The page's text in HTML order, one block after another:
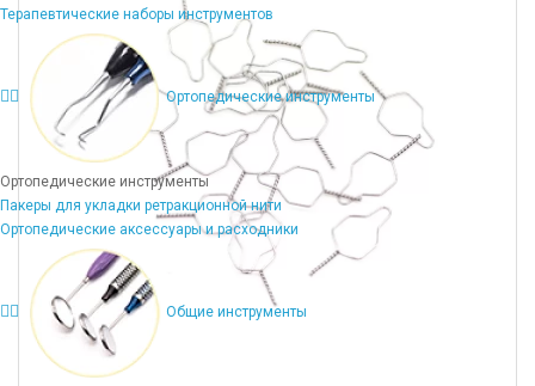
Терапевтические наборы инструментов
Ортопедические инструменты
Ортопедические инструменты
Пакеры для укладки ретракционной нити
Ортопедические аксессуары и расходники
Общие инструменты